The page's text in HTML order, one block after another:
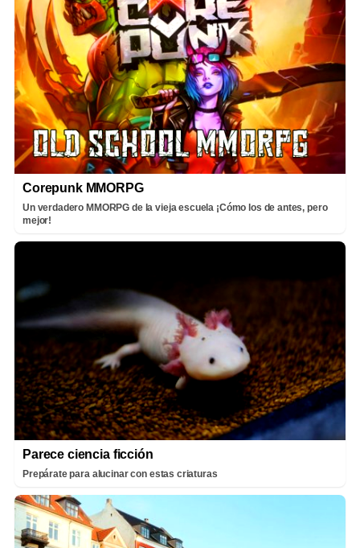
Corepunk MMORPG
Un verdadero MMORPG de la vieja escuela ¡Cómo los de antes, pero
mejor!
Parece ciencia ficción
Prepárate para alucinar con estas criaturas